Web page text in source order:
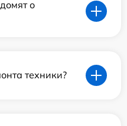
о
техники?